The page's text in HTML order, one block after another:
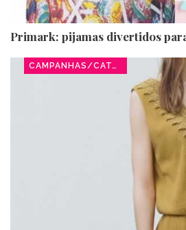
Primark: pijamas divertidos
CAMPANHAS/CATÁLOGOS